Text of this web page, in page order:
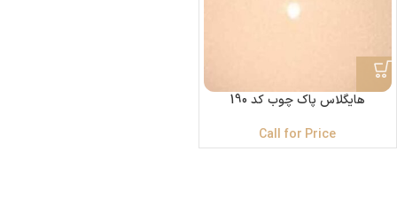
هایگلاس پاک چوب کد 190
Call for Price